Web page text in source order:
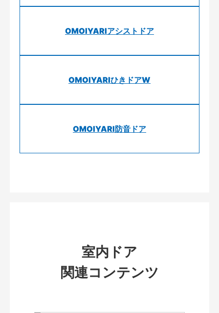
OMOIYARIアシストドア
OMOIYARIひきドアW
OMOIYARI防音ドア
室内ドア
関連コンテンツ